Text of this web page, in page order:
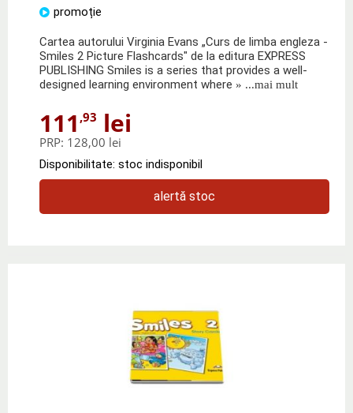
promoție
Cartea autorului Virginia Evans „Curs de limba engleza -
Smiles 2 Picture Flashcards" de la editura EXPRESS
PUBLISHING Smiles is a series that provides a well-
designed learning environment where » ...mai mult
111 ,93 lei
PRP: 128,00 lei
Disponibilitate: stoc indisponibil
alertă stoc